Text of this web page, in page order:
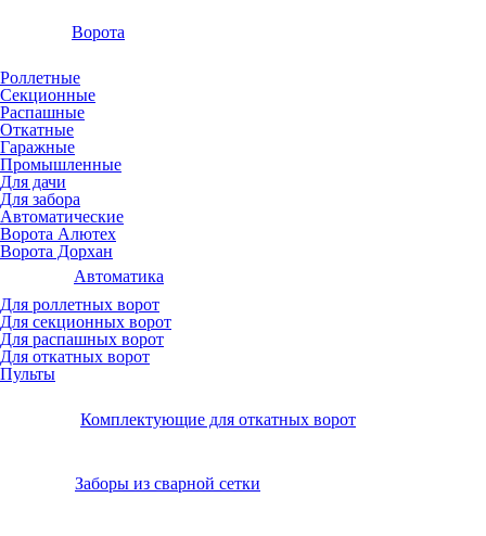
Ворота
Роллетные
Секционные
Распашные
Откатные
Гаражные
Промышленные
Для дачи
Для забора
Автоматические
Ворота Алютех
Ворота Дорхан
Автоматика
Для роллетных ворот
Для секционных ворот
Для распашных ворот
Для откатных ворот
Пульты
Комплектующие для откатных ворот
Заборы из сварной сетки